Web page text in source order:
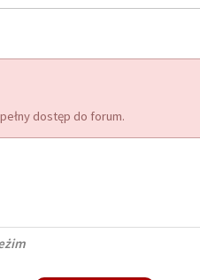
dostęp do forum.